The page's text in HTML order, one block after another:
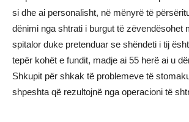
si dhe ai personalisht, në mënyrë të
dënimi nga shtrati i burgut të zëvendësohet
spitalor duke pretenduar se shëndeti i tij
tepër kohët e fundit, madje ai 55 herë ai u
Shkupit për shkak të problemeve të
shpeshta që rezultojnë nga operacioni të